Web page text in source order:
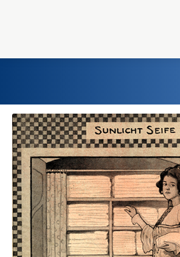
Home
Einst und Heute
Marken
Konzerne
Epoche